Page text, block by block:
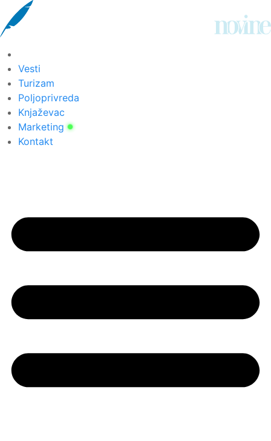
Скочите
на
садржај
Vesti
Turizam
Poljoprivreda
Knjaževac
Marketing
Kontakt